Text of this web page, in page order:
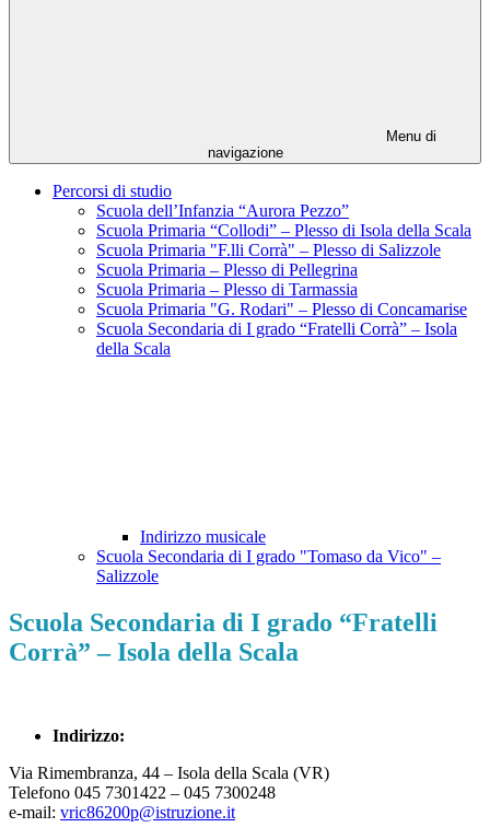
Menu di
navigazione
Percorsi di studio
Scuola dell’Infanzia “Aurora Pezzo”
Scuola Primaria “Collodi” – Plesso di Isola della Scala
Scuola Primaria "F.lli Corrà" – Plesso di Salizzole
Scuola Primaria – Plesso di Pellegrina
Scuola Primaria – Plesso di Tarmassia
Scuola Primaria "G. Rodari" – Plesso di Concamarise
Scuola Secondaria di I grado “Fratelli Corrà” – Isola
della Scala
Indirizzo musicale
Scuola Secondaria di I grado "Tomaso da Vico" –
Salizzole
Scuola Secondaria di I grado “Fratelli
Corrà” – Isola della Scala
Indirizzo:
Via Rimembranza, 44 – Isola della Scala (VR)
Telefono 045 7301422 – 045 7300248
e-mail: vric86200p@istruzione.it